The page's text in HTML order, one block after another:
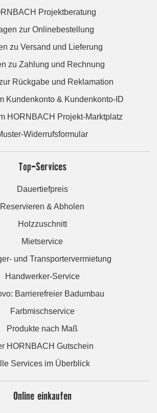
Projektberatung
zur Onlinebestellung
zu Versand und Lieferung
zu Zahlung und Rechnung
Rückgabe und Reklamation
Kundenkonto & Kundenkonto-ID
HORNBACH Projekt-Marktplatz
Widerrufsformular
Top-Services
Dauertiefpreis
Reservieren & Abholen
Holzzuschnitt
Mietservice
und Transportervermietung
Handwerker-Service
Barrierefreier Badumbau
Farbmischservice
Produkte nach Maß
HORNBACH Gutschein
Services im Überblick
Online einkaufen